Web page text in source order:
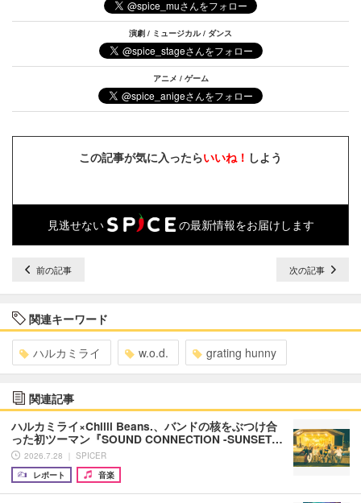
演劇 / ミュージカル / ダンス
アニメ / ゲーム
この記事が気に入ったらいいね！ しよう
見逃せない の最新情報をお届けします
前の記事 次の記事
関連キーワード
ハルカミライ w.o.d. grating hunny
関連記事
ハルカミライ×Chilli Beans.、バンドの核をぶつけ合
った初ツーマン『SOUND CONNECTION -SUNSET…
2026.7.28 ｜ SPICER
レポート
音楽